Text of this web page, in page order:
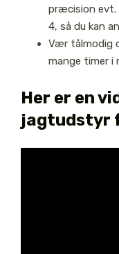
præcision evt.
4, så du kan
Vær tålmodig
mange timer i
Her er en
jagtudstyr